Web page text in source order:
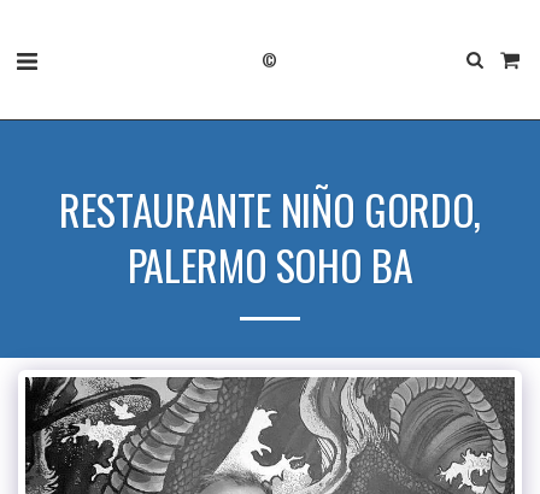
©
RESTAURANTE NIÑO GORDO,
PALERMO SOHO BA